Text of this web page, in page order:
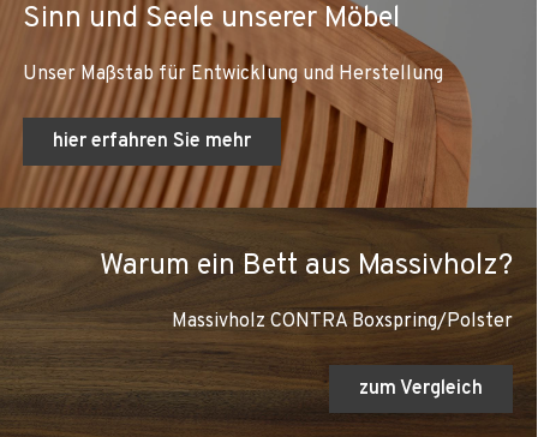
Sinn und Seele unserer Möbel
Unser Maßstab für Entwicklung und Herstellung
hier erfahren Sie mehr
Warum ein Bett aus Massivholz?
Massivholz CONTRA Boxspring/Polster
zum Vergleich